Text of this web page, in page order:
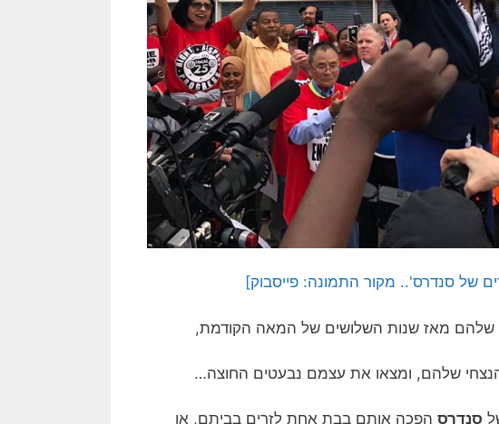
של סנדרס'.. מקור התמונה: פייסבוק]
שלהם מאז שנות השלושים של המאה הקודמת,
הנצחי שלהם, ומצאו את עצמם נבעטים החוצה…
סנדרס הפכה אותם בבת אחת לזרים בביתם, או